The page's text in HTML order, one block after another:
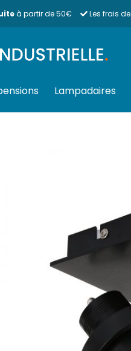
à partir de 50€ Les frais de
Lampadaires